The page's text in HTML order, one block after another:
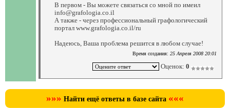
В первом - Вы можете связаться со мной по имеил
info@grafologia.co.il
А также - через профессиональный графологический
портал www.grafologia.co.il/ru
Надеюсь, Ваша проблема решится в любом случае!
Время создания: 25 Апреля 2008 20:01
Оценок: 0
»»» Найти ещё ответы в базе сайта «««